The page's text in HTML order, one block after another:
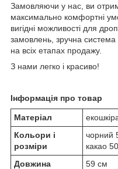
Замовляючи у нас, ви
максимально комфортні
вигідні можливості для
замовлень, зручна система
на всіх етапах продажу.
З нами легко і красиво!
Інформація про товар
Матеріал
Кольори і
розміри
чорний
какао
Довжина
59 см